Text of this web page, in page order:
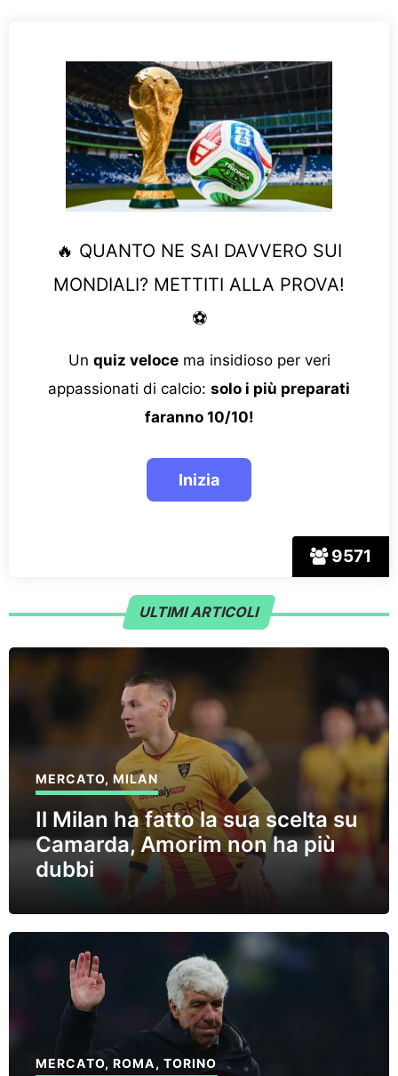
9571
🔥 QUANTO NE SAI DAVVERO SUI
MONDIALI? METTITI ALLA PROVA!
⚽
Un quiz velocema insidioso per veri
appassionati di calcio: solo i più preparati
faranno 10/10!
ULTIMI ARTICOLI
MERCATO,MILAN
Il Milan ha fatto la sua scelta su
Camarda, Amorim non ha più
dubbi
MERCATO,ROMA, TORINO